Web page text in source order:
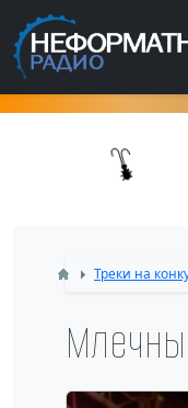
Как
Треки на